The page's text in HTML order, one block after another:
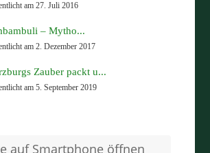
am 27. Juli 2016
– Mytho...
am 2. Dezember 2017
Zauber packt u...
am 5. September 2019
auf Smartphone öffnen